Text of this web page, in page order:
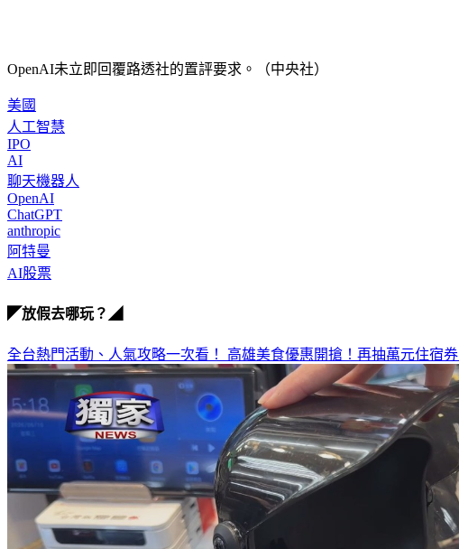
OpenAI未立即回覆路透社的置評要求。（中央社）
美國
人工智慧
IPO
AI
聊天機器人
OpenAI
ChatGPT
anthropic
阿特曼
AI股票
◤放假去哪玩？◢
全台熱門活動、人氣攻略一次看！ 高雄美食優惠開搶！再抽萬元住宿券